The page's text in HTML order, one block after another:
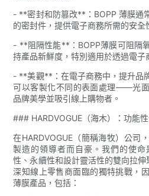
- **密封和防篡改**：BOPP 薄膜通
的密封件，提供電子商務所需的安全
- **阻隔性能**：BOPP薄膜可阻隔
持產品新鮮度，特別適用於透過電子
- **美觀**：在電子商務中，提升品
可以客製化不同的表面處理——光
品牌美學並吸引線上購物者。
### HARDVOGUE（海木）：功能
在HARDVOGUE（簡稱海牧）公司
製造的領導者而自豪。我們的使
性、永續性和設計靈活性的雙向拉
深知線上零售商面臨的獨特挑戰，
薄膜產品，包括：